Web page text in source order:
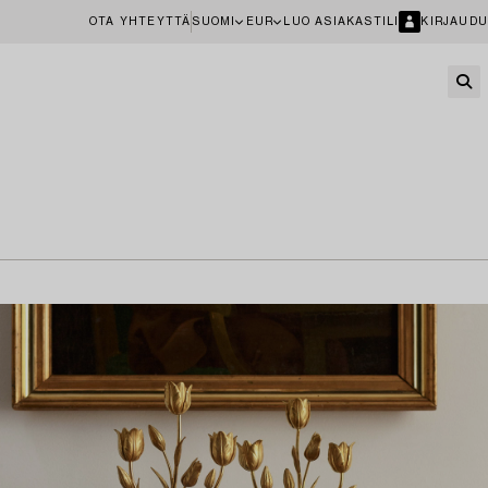
OTA YHTEYTTÄ SUOMI EUR LUO ASIAKASTILI KIRJAUDU